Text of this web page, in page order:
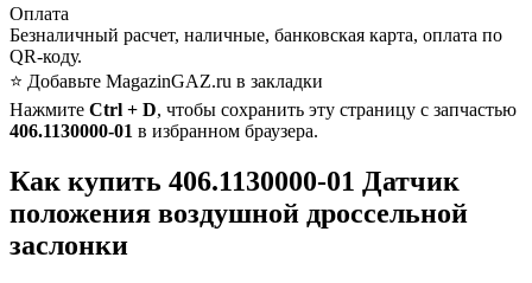
Оплата
Безналичный расчет, наличные, банковская карта, оплата по
QR-коду.
⭐ Добавьте MagazinGAZ.ru в закладки
Нажмите Ctrl + D, чтобы сохранить эту страницу с запчастью
406.1130000-01 в избранном браузера.
Как купить 406.1130000-01 Датчик
положения воздушной дроссельной
заслонки